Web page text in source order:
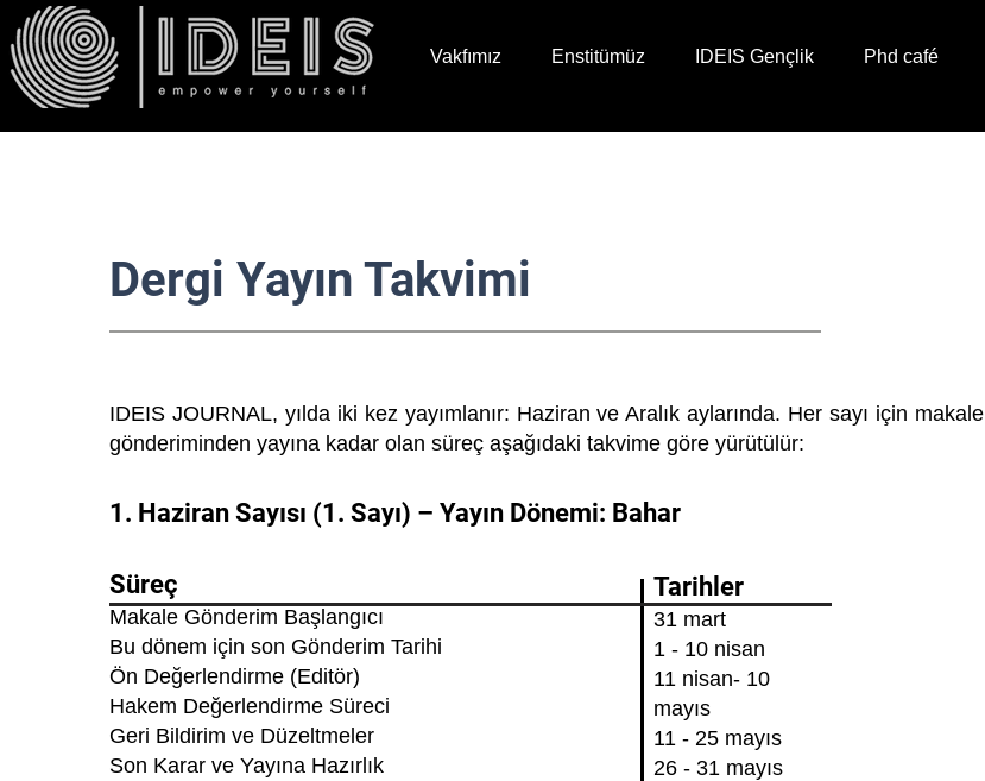
Vakfımız Enstitümüz IDEIS Gençlik Phd café
Dergi Yayın Takvimi
IDEIS JOURNAL, yılda iki kez yayımlanır: Haziran ve Aralık aylarında. Her sayı için makale
gönderiminden yayına kadar olan süreç aşağıdaki takvime göre yürütülür:
1. Haziran Sayısı (1. Sayı) – Yayın Dönemi: Bahar
Süreç
Makale Gönderim Başlangıcı
Bu dönem için son Gönderim Tarihi
Ön Değerlendirme (Editör)
Hakem Değerlendirme Süreci
Geri Bildirim ve Düzeltmeler
Son Karar ve Yayına Hazırlık
Tarihler
31 mart
1 - 10 nisan
11 nisan- 10
mayıs
11 - 25 mayıs
26 - 31 mayıs